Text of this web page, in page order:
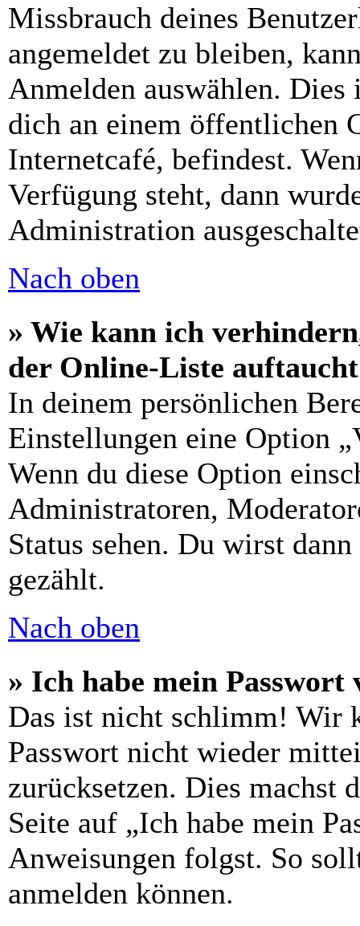
Missbrauch deines
angemeldet zu bleiben,
Anmelden auswählen.
dich an einem öffentlichen
Internetcafé, befindest.
Verfügung steht, dann
Administration
Nach oben
» Wie kann ich
der Online-Liste
In deinem persönlichen
Einstellungen eine Option
Wenn du diese Option
Administratoren,
Status sehen. Du wirst
gezählt.
Nach oben
» Ich habe mein Passwort
Das ist nicht schlimm! Wir
Passwort nicht wieder
zurücksetzen. Dies machst
Seite auf „Ich habe mein
Anweisungen folgst. So
anmelden können.